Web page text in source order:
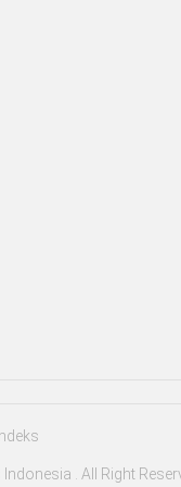
Indeks
. All Right